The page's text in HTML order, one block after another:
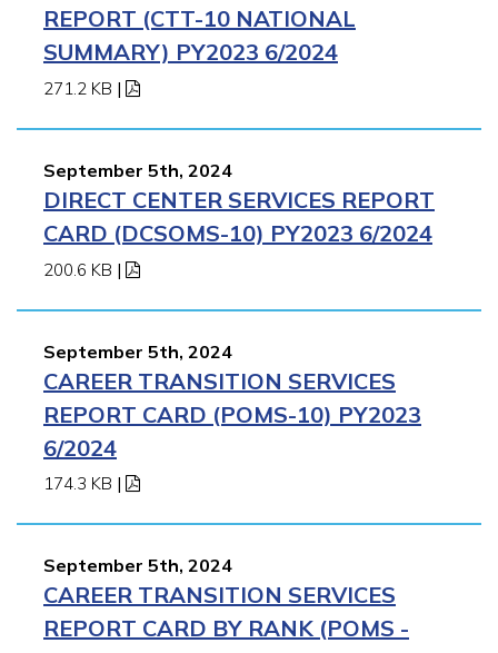
REPORT (CTT-10 NATIONAL
SUMMARY) PY2023 6/2024
271.2 KB |
September 5th, 2024
DIRECT CENTER SERVICES REPORT
CARD (DCSOMS-10) PY2023 6/2024
200.6 KB |
September 5th, 2024
CAREER TRANSITION SERVICES
REPORT CARD (POMS-10) PY2023
6/2024
174.3 KB |
September 5th, 2024
CAREER TRANSITION SERVICES
REPORT CARD BY RANK (POMS -